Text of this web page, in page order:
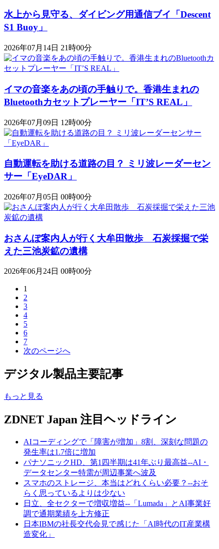
水上から見守る、ダイビング用通信ブイ「Descent
S1 Buoy​​」
2026年07月14日 21時00分
イマの音楽をあの頃の手触りで。香港生まれの
Bluetoothカセットプレーヤー「IT’S REAL」
2026年07月09日 12時00分
自動運転を助ける道路の目？ ミリ波レーダーセン
サー「EyeDAR」
2026年07月05日 00時00分
おさんぽ案内人が行く大牟田散歩 石炭採掘で栄
えた三池炭鉱の遺構
2026年06月24日 00時00分
1
2
3
4
5
6
7
次のページへ
デジタル製品主要記事
もっと見る
ZDNET Japan 注目ヘッドライン
AIコーディングで「障害が増加」8割、深刻な問題の
発生率は1.7倍に増加
パナソニックHD、第1四半期は41年ぶり最高益--AI・
データセンター特需が周辺事業へ波及
スマホのストレージ、本当はどれくらい必要？--おそ
らく思っているよりは少ない
日立、全セクターで増収増益--「Lumada」とAI事業好
調で通期業績を上方修正
日本IBMの社長交代会見で感じた「AI時代のIT産業構
造変化」